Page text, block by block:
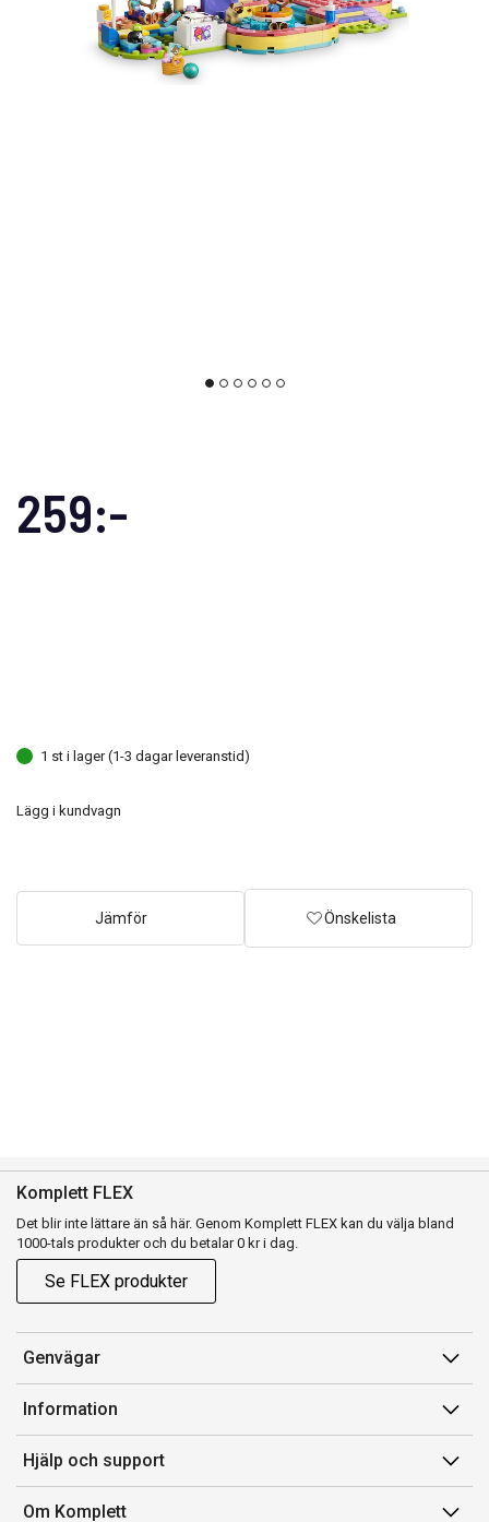
259:-
1 st i lager (1-3 dagar leveranstid)
Lägg i kundvagn
Jämför Önskelista
Komplett FLEX
Det blir inte lättare än så här. Genom Komplett FLEX kan du välja bland
1000-tals produkter och du betalar 0 kr i dag.
Se FLEX produkter
Genvägar
Konto
Orderhistorik
Presentkort
Komplett Club
Information
Försäljningsvillkor
Medlemsvillkor for Komplett Club
Hjälp och support
Kontakta oss
Om Komplett